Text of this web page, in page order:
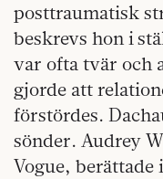
posttraumatisk
beskrevs hon i
var ofta tvär och
gjorde att
förstördes.
sönder. Audrey
Vogue,